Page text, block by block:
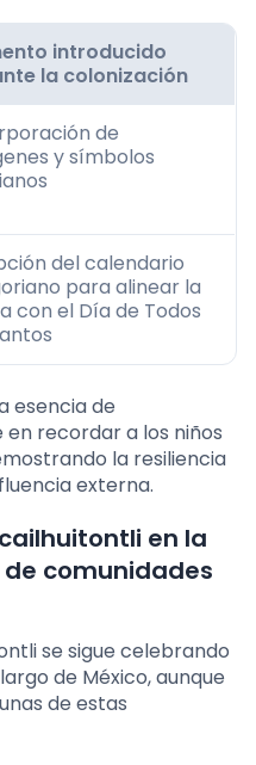
introducido
la colonización
de
y símbolos
del calendario
para alinear la
con el Día de Todos
esencia de
recordar a los niños
la resiliencia
externa.
en la
comunidades
se sigue celebrando
de México, aunque
de estas